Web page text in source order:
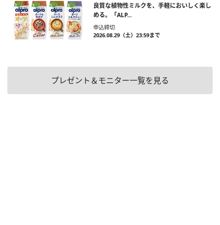
良質な植物性ミルクを、手軽においしく楽し
める。「ALP...
申込締切
2026.08.29（土）23:59まで
プレゼント＆モニター一覧を見る